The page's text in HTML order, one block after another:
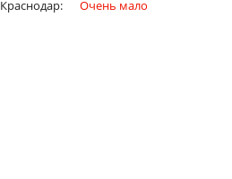
Краснодар: Очень мало